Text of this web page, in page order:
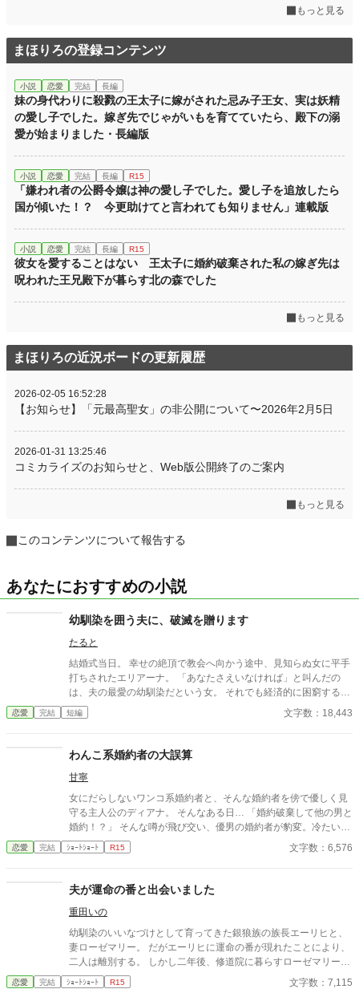
もっと見る
まほりろの登録コンテンツ
小説 恋愛 完結 長編
妹の身代わりに殺戮の王太子に嫁がされた忌み子王女、実は妖精
の愛し子でした。嫁ぎ先でじゃがいもを育てていたら、殿下の溺
愛が始まりました・長編版
小説 恋愛 完結 長編 R15
「嫌われ者の公爵令嬢は神の愛し子でした。愛し子を追放したら
国が傾いた！？ 今更助けてと言われても知りません」連載版
小説 恋愛 完結 長編 R15
彼女を愛することはない 王太子に婚約破棄された私の嫁ぎ先は
呪われた王兄殿下が暮らす北の森でした
もっと見る
まほりろの近況ボードの更新履歴
2026-02-05 16:52:28
【お知らせ】「元最高聖女」の非公開について〜2026年2月5日
2026-01-31 13:25:46
コミカライズのお知らせと、Web版公開終了のご案内
もっと見る
このコンテンツについて報告する
あなたにおすすめの小説
幼馴染を囲う夫に、破滅を贈ります
たると
結婚式当日。 幸せの絶頂で教会へ向かう途中、見知らぬ女に平手
打ちされたエリアーナ。 「あなたさえいなければ」と叫んだの
は、夫の最愛の幼馴染だという女。 それでも経済的に困窮する実
家を救うため、エリアーナは泣き寝入りするしかなかった。
恋愛 完結 短編 文字数：18,443
わんこ系婚約者の大誤算
甘寧
女にだらしないワンコ系婚約者と、そんな婚約者を傍で優しく見
守る主人公のディアナ。 そんなある日… 「婚約破棄して他の男と
婚約！？」 そんな噂が飛び交い、優男の婚約者が豹変。冷たい眼
差しで愛する人を見つめ、嫉妬し執着する。 その姿にディアナは
ゾクゾクしながら頬を染める。 小型犬から猛犬へ矯正完了！？
恋愛 完結 ｼｮｰﾄｼｮｰﾄ R15 文字数：6,576
夫が運命の番と出会いました
重田いの
幼馴染のいいなづけとして育ってきた銀狼族の族長エーリヒと、
妻ローゼマリー。 だがエーリヒに運命の番が現れたことにより、
二人は離別する。 しかし二年後、修道院に暮らすローゼマリーの
元へエーリヒが現れ――!?
恋愛 完結 ｼｮｰﾄｼｮｰﾄ R15 文字数：7,115